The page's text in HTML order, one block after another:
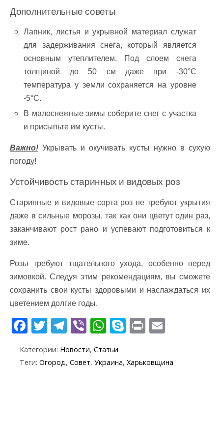
Дополнительные советы
Лапник, листья и укрывной материал служат
для задерживания снега, который является
основным утеплителем. Под слоем снега
толщиной до 50 см даже при -30°C
температура у земли сохраняется на уровне
-5°C.
В малоснежные зимы соберите снег с участка
и присыпьте им кусты.
Важно! Укрывать и окучивать кусты нужно в сухую
погоду!
Устойчивость старинных и видовых роз
Старинные и видовые сорта роз не требуют укрытия
даже в сильные морозы, так как они цветут один раз,
заканчивают рост рано и успевают подготовиться к
зиме.
Розы требуют тщательного ухода, особенно перед
зимовкой. Следуя этим рекомендациям, вы сможете
сохранить свои кусты здоровыми и наслаждаться их
цветением долгие годы.
F
e
T
itt
er
T
e
Vi
er
W
at
S
y
p
Pr
t ai
Категории: Новости, Статьи
Теги: Огород, Совет, Украина, Харьковщина